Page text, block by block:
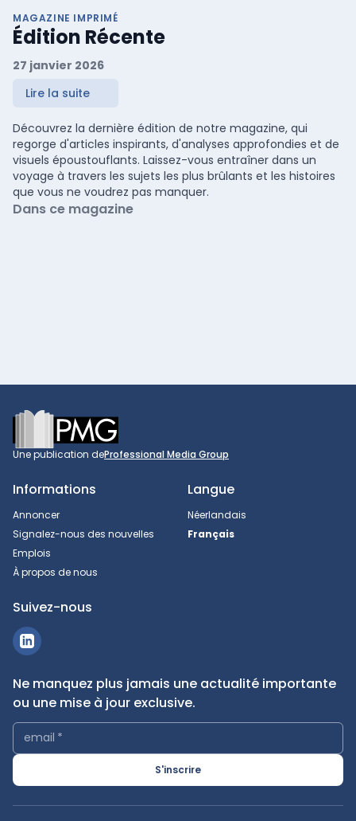
MAGAZINE IMPRIMÉ
Édition Récente
27 janvier 2026
Lire la suite
Découvrez la dernière édition de notre magazine, qui
regorge d'articles inspirants, d'analyses approfondies et de
visuels époustouflants. Laissez-vous entraîner dans un
voyage à travers les sujets les plus brûlants et les histoires
que vous ne voudrez pas manquer.
Dans ce magazine
Footer
Une publication deProfessional Media Group
Informations
Annoncer
Signalez-nous des nouvelles
Emplois
À propos de nous
Langue
Néerlandais
Français
Suivez-nous
Ne manquez plus jamais une actualité importante
ou une mise à jour exclusive.
email *
S'inscrire